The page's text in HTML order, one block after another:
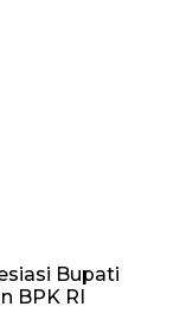
Bupati
BPK RI